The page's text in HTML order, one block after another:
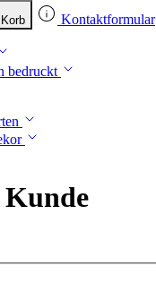
Korb Kontaktformular
bedruckt
Kunde